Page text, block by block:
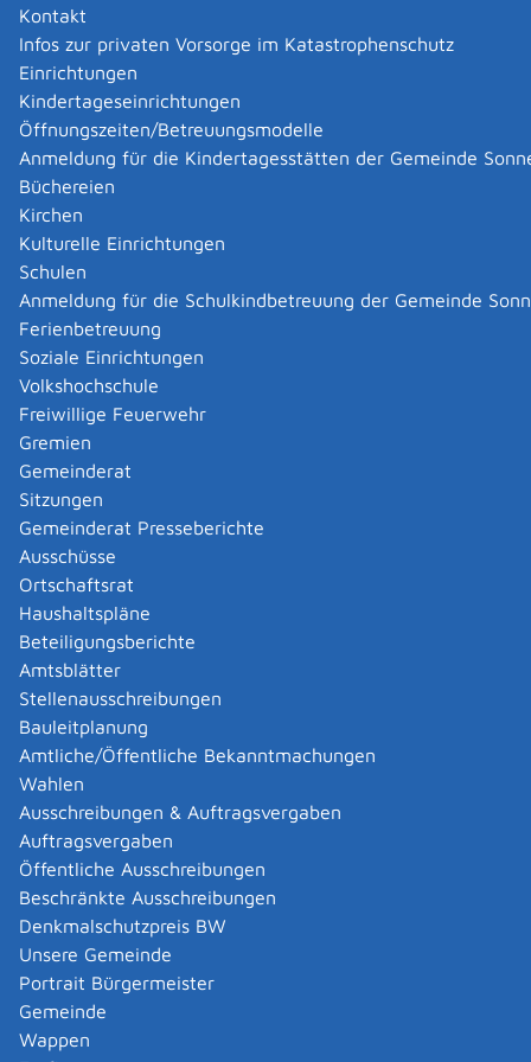
Kontakt
Infos zur privaten Vorsorge im Katastrophenschutz
Einrichtungen
Kindertageseinrichtungen
Öffnungszeiten/Betreuungsmodelle
Anmeldung für die Kindertagesstätten der Gemeinde
Büchereien
Kirchen
Kulturelle Einrichtungen
Schulen
Anmeldung für die Schulkindbetreuung der Gemeinde
Ferienbetreuung
Soziale Einrichtungen
Volkshochschule
Freiwillige Feuerwehr
Gremien
Gemeinderat
Sitzungen
Gemeinderat Presseberichte
Ausschüsse
Ortschaftsrat
Haushaltspläne
Beteiligungsberichte
Amtsblätter
Stellenausschreibungen
Bauleitplanung
Amtliche/Öffentliche Bekanntmachungen
Wahlen
Ausschreibungen & Auftragsvergaben
Auftragsvergaben
Öffentliche Ausschreibungen
Beschränkte Ausschreibungen
Denkmalschutzpreis BW
Unsere Gemeinde
Portrait Bürgermeister
Gemeinde
Wappen
§ 9 Abs. 1 HWO) beantragen
Handwerkskammern können Staatsangehörigen
folgender Staaten eine Ausnahmebewilligung zur
Eintragung in die Handwerksrolle erteilen:
Mitgliedstaaten der Europäischen Union (EU),
andere Vertragsstaaten des Abkommens über den
Europäischen Wirtschaftsraum (EWR) oder
der Schweiz
Zuständige Stelle
die Handwerkskammer, in deren Bezirk Ihre zukünftige
Betriebsstätte liegt
Recht und Handwerksrolle [Handwerkskammer
Reutlingen]
Leistungsdetails
Voraussetzungen
Berufserfahrung
Sie müssen mindestens eine Tätigkeit des Gewerbes
ausgeübt haben, und zwar ununterbrochen für die
Dauer von mindestens
sechs Jahren als Selbständige oder als
Betriebsverantwortliche, sofern die Tätigkeit nicht
länger als zehn Jahre vor der Antragstellung
beendet wurde
drei Jahren als Selbständige oder als
Betriebsverantwortliche, wenn eine mindestens
dreijährige Ausbildung in der Tätigkeit
vorangegangen ist
vier Jahren als Selbständige oder als
Betriebsverantwortliche, wenn eine mindestens
zweijährige Ausbildung in der Tätigkeit
vorangegangen ist
drei Jahren als Selbständige und fünf Jahren als